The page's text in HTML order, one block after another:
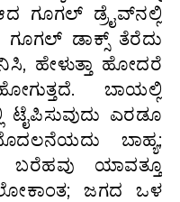
ಗೂಗಲ್ ಡ್ರೈವ್‌ನಲ್ಲಿ
ಡಾಕ್ಸ್ ತೆರೆದು
ಹೇಳುತ್ತಾ ಹೋದರೆ
ಬಾಯಲ್ಲಿ
ಟೈಪಿಸುವುದು ಎರಡೂ
ಬಾಹ್ಯ;
ಯಾವತ್ತೂ
ಲೋಕಾಂತ; ಜಗದ ಒಳ